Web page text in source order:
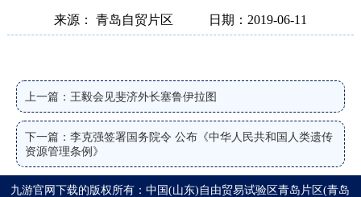
来源： 青岛自贸片区 日期：2019-06-11
上一篇：王毅会见斐济外长塞鲁伊拉图
下一篇：李克强签署国务院令 公布《中华人民共和国人类遗传
资源管理条例》
九游官网下载的版权所有：中国(山东)自由贸易试验区青岛片区(青岛